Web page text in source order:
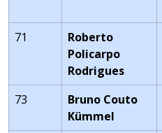
71
Roberto
Policarpo
Rodrigues
73
Bruno Couto
Kümmel